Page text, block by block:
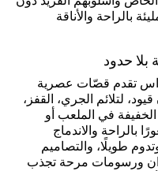
بالراحة والأناقة
بلا حدود
تقدم قصّات عصرية
لتلائم الجري، القفز،
الخفيفة في الملعب أو
بالراحة والاندماج
طويلًا، والتصاميم
ورسومات مرحة تجذب